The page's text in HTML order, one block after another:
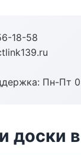
18-58
Пн-Пт
доски